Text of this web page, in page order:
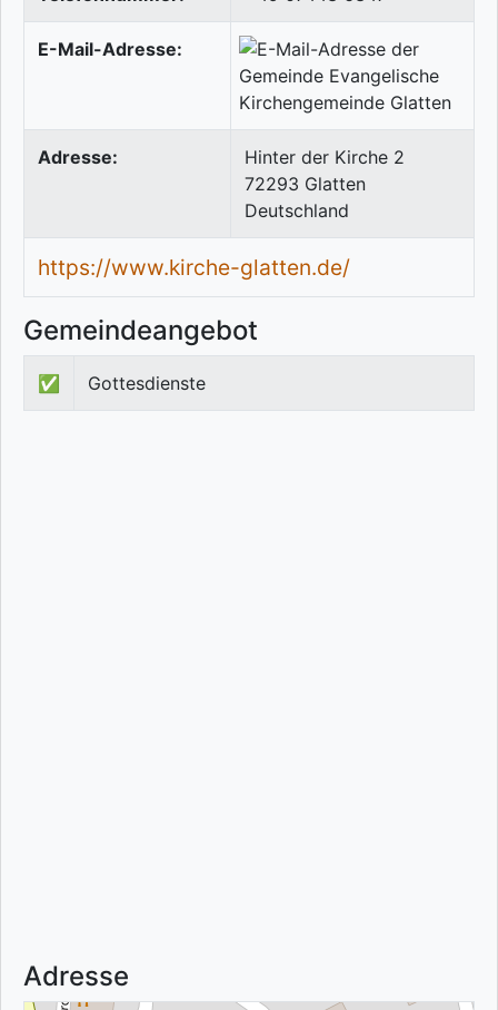
E-Mail-Adresse:
Adresse:
Hinter der Kirche 2
72293 Glatten
Deutschland
https://www.kirche-glatten.de/
Gemeindeangebot
✅ Gottesdienste
Adresse